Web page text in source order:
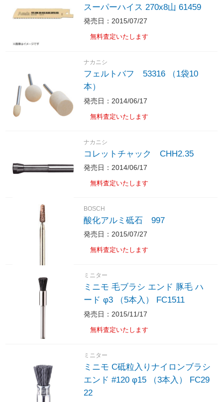
スーパーハイス 270x8山 61459
発売日：2015/07/27
無料査定いたします
ナカニシ
フェルトバフ 53316 （1袋10
本）
発売日：2014/06/17
無料査定いたします
ナカニシ
コレットチャック CHH2.35
発売日：2014/06/17
無料査定いたします
BOSCH
酸化アルミ砥石 997
発売日：2015/07/27
無料査定いたします
ミニター
ミニモ 毛ブラシ エンド 豚毛 ハ
ード φ3 （5本入） FC1511
発売日：2015/11/17
無料査定いたします
ミニター
ミニモ C砥粒入りナイロンブラシ
エンド #120 φ15 （3本入） FC29
22